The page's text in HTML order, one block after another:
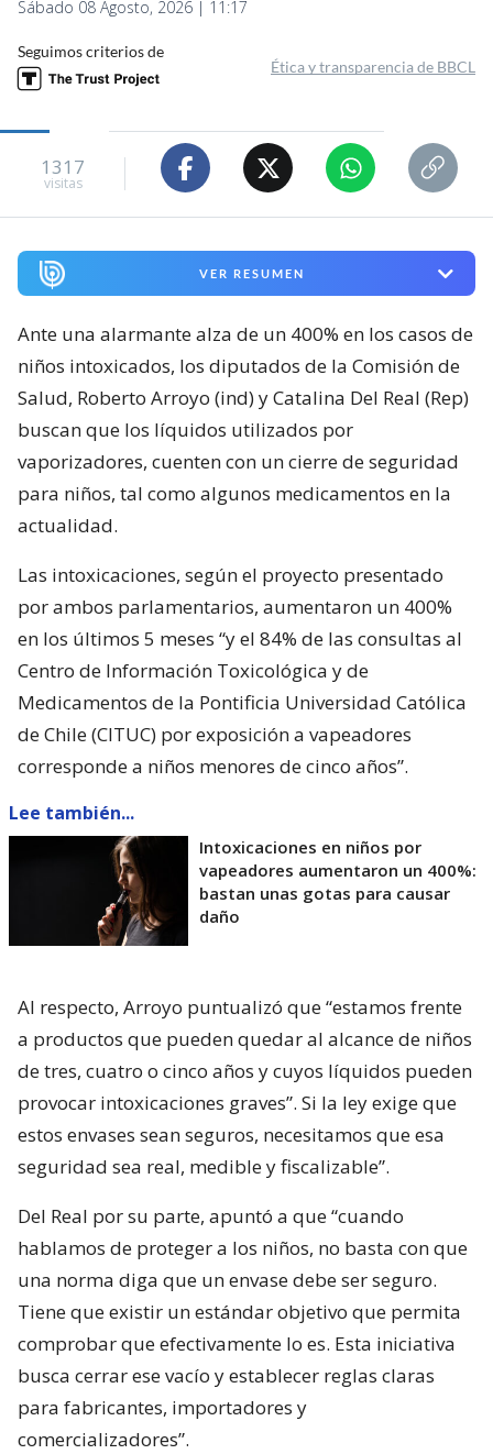
Sábado 08 Agosto, 2026 | 11:17
Seguimos criterios de
Ética y transparencia de BBCL
1317
visitas
VER RESUMEN
Ante una alarmante alza de un 400% en los casos de
niños intoxicados, los diputados de la Comisión de
Salud, Roberto Arroyo (ind) y Catalina Del Real (Rep)
buscan que los líquidos utilizados por
vaporizadores, cuenten con un cierre de seguridad
para niños, tal como algunos medicamentos en la
actualidad.
Las intoxicaciones, según el proyecto presentado
por ambos parlamentarios, aumentaron un 400%
en los últimos 5 meses “y el 84% de las consultas al
Centro de Información Toxicológica y de
Medicamentos de la Pontificia Universidad Católica
de Chile (CITUC) por exposición a vapeadores
corresponde a niños menores de cinco años”.
Lee también...
Intoxicaciones en niños por
vapeadores aumentaron un 400%:
bastan unas gotas para causar
daño
Al respecto, Arroyo puntualizó que “estamos frente
a productos que pueden quedar al alcance de niños
de tres, cuatro o cinco años y cuyos líquidos pueden
provocar intoxicaciones graves”. Si la ley exige que
estos envases sean seguros, necesitamos que esa
seguridad sea real, medible y fiscalizable”.
Del Real por su parte, apuntó a que “cuando
hablamos de proteger a los niños, no basta con que
una norma diga que un envase debe ser seguro.
Tiene que existir un estándar objetivo que permita
comprobar que efectivamente lo es. Esta iniciativa
busca cerrar ese vacío y establecer reglas claras
para fabricantes, importadores y
comercializadores”.